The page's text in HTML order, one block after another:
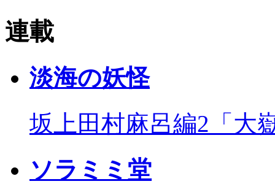
連載
淡海の妖怪
坂上田村麻呂編2「大
ソラミミ堂